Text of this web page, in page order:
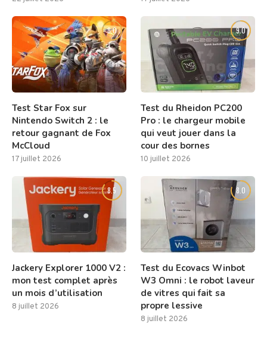
8.0
Test Star Fox sur
Nintendo Switch 2 : le
retour gagnant de Fox
McCloud
17 juillet 2026
9.0
Test du Rheidon PC200
Pro : le chargeur mobile
qui veut jouer dans la
cour des bornes
10 juillet 2026
8.5
Jackery Explorer 1000 V2 :
mon test complet après
un mois d’utilisation
8 juillet 2026
8.0
Test du Ecovacs Winbot
W3 Omni : le robot laveur
de vitres qui fait sa
propre lessive
8 juillet 2026